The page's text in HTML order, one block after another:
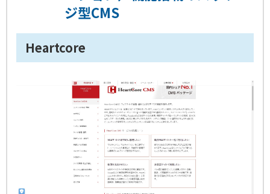
ジ型CMS
Heartcore